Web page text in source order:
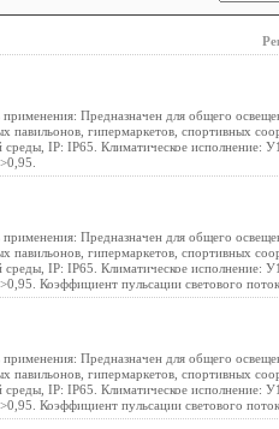
Предназначен для общего
павильонов, гипермаркетов, спортивных
IP: IP65. Климатическое исполнение:
Предназначен для общего
павильонов, гипермаркетов, спортивных
IP: IP65. Климатическое исполнение:
Коэффициент пульсации светового
Предназначен для общего
павильонов, гипермаркетов, спортивных
IP: IP65. Климатическое исполнение:
Коэффициент пульсации светового